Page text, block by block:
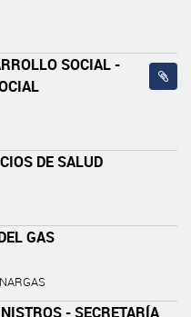
SOCIAL -
DE SALUD
GAS
- SECRETARÍA